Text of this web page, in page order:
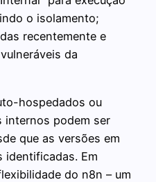
o isolamento;
recentemente e
da
hospedados ou
internos podem ser
que as versões em
identificadas. Em
do n8n – um